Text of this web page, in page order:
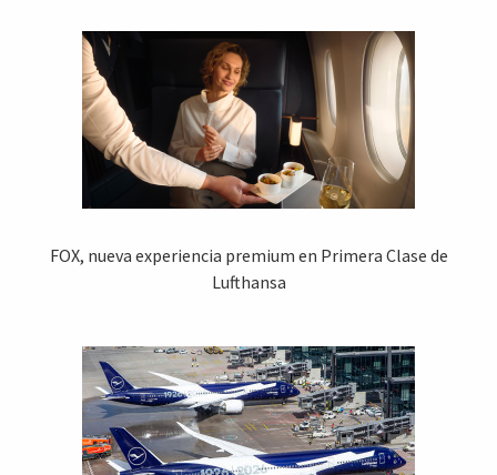
FOX, nueva experiencia premium en Primera Clase de
Lufthansa